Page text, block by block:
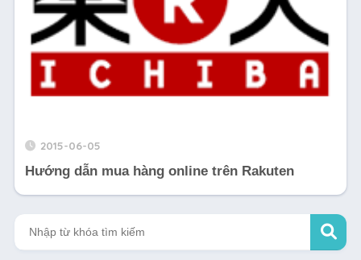
2015-06-05
Hướng dẫn mua hàng online trên Rakuten